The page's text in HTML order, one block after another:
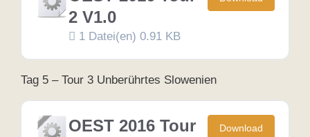
2 V1.0
1 Datei(en) 0.91 KB
Tag 5 – Tour 3 Unberührtes Slowenien
OEST 2016 Tour
Download